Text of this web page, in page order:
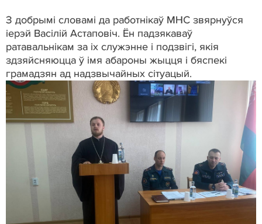
З добрымі словамі да работнікаў МНС звярнуўся
іерэй Васілій Астаповіч. Ён падзякаваў
ратавальнікам за іх служэнне і подзвігі, якія
здзяйсняюцца ў імя абароны жыцця і бяспекі
грамадзян ад надзвычайных сітуацый.